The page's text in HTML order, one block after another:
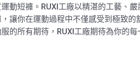
動短褲。RUXI工廠以精湛的工藝、
讓你在運動過程中不僅感受到極致的
的所有期待，RUXI工廠期待為你的